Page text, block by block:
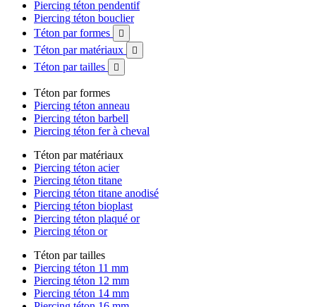
Piercing téton pendentif
Piercing téton bouclier
Téton par formes

Téton par matériaux 
Téton par tailles 
Téton par formes
Piercing téton anneau
Piercing téton barbell
Piercing téton fer à cheval
Téton par matériaux
Piercing téton acier
Piercing téton titane
Piercing téton titane anodisé
Piercing téton bioplast
Piercing téton plaqué or
Piercing téton or
Téton par tailles
Piercing téton 11 mm
Piercing téton 12 mm
Piercing téton 14 mm